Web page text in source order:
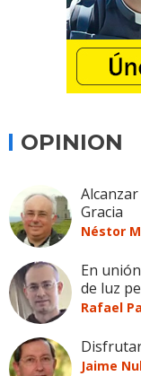
OPINION
Gracia
Néstor
En
de luz
Rafael
Jaime